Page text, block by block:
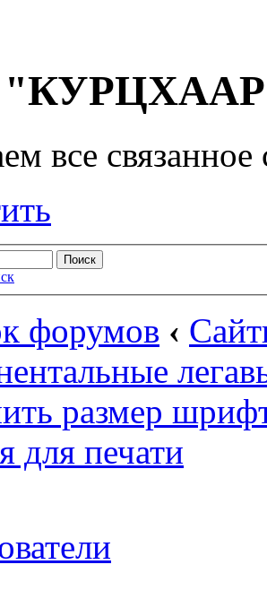
все
форумов ‹
размер
для печати